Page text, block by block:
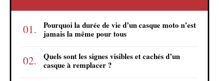
Pourquoi la durée de vie d’un casque moto n’est
jamais la même pour tous
Quels sont les signes visibles et cachés d’un
casque à remplacer ?